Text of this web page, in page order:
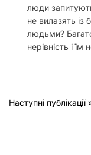
люди
не вилазять із
людьми?
нерівність і їм
Наступні публікації